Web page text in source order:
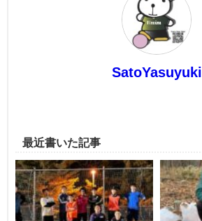
SatoYasuyuki
最近書いた記事